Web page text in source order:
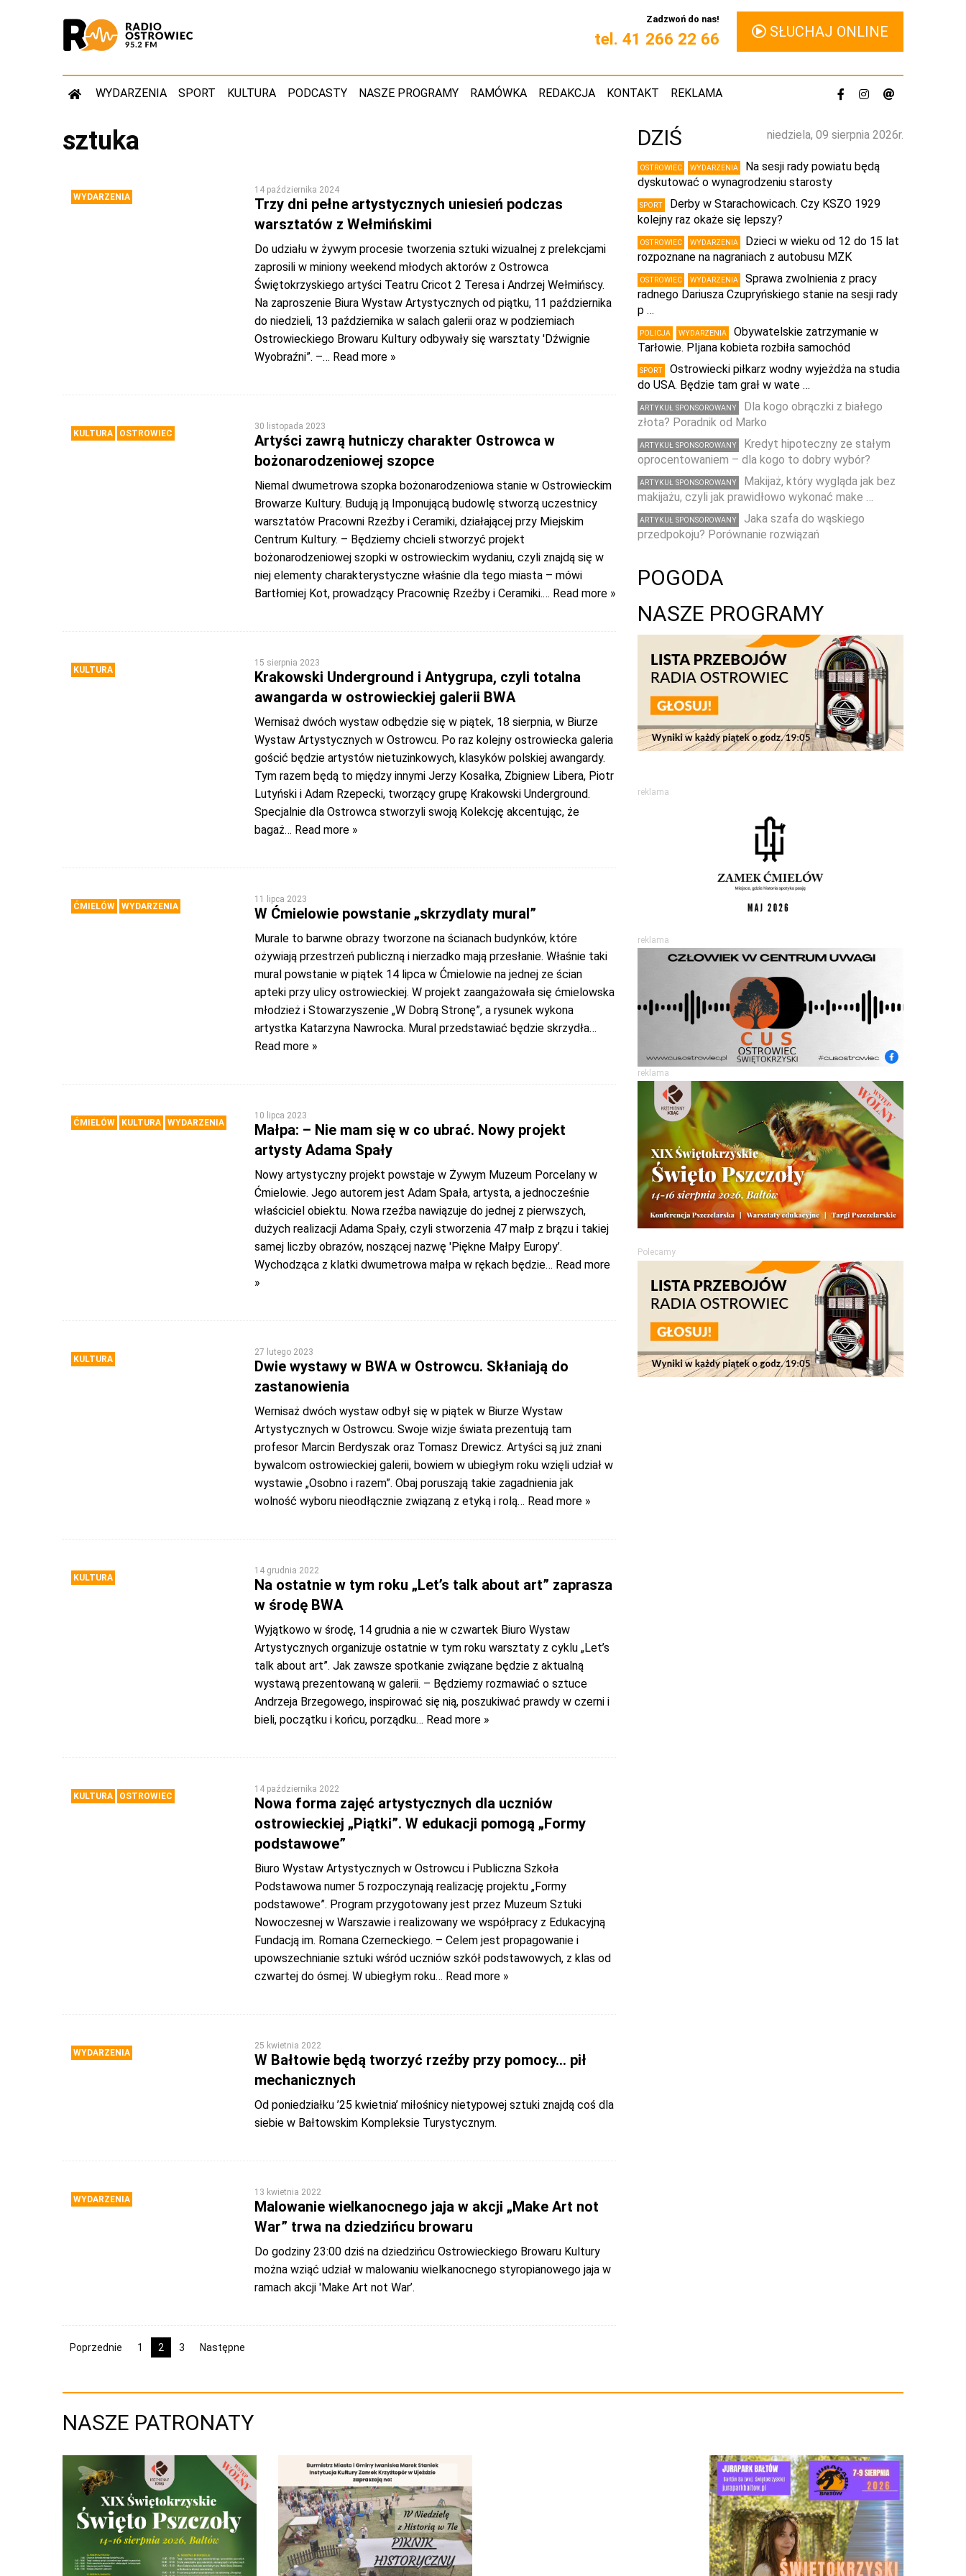
Zadzwoń do nas!
tel. 41 266 22 66 SŁUCHAJ ONLINE
WYDARZENIA SPORT KULTURA PODCASTY NASZE PROGRAMY RAMÓWKA REDAKCJA KONTAKT REKLAMA
sztuka
WYDARZENIA
14 października 2024
Trzy dni pełne artystycznych uniesień podczas
warsztatów z Wełmińskimi
Do udziału w żywym procesie tworzenia sztuki wizualnej z prelekcjami
zaprosili w miniony weekend młodych aktorów z Ostrowca
Świętokrzyskiego artyści Teatru Cricot 2 Teresa i Andrzej Wełmińscy.
Na zaproszenie Biura Wystaw Artystycznych od piątku, 11 października
do niedzieli, 13 października w salach galerii oraz w podziemiach
Ostrowieckiego Browaru Kultury odbywały się warsztaty 'Dźwignie
Wyobraźni”. –… Read more »
KULTURA OSTROWIEC
30 listopada 2023
Artyści zawrą hutniczy charakter Ostrowca w
bożonarodzeniowej szopce
Niemal dwumetrowa szopka bożonarodzeniowa stanie w Ostrowieckim
Browarze Kultury. Budują ją Imponującą budowlę stworzą uczestnicy
warsztatów Pracowni Rzeźby i Ceramiki, działającej przy Miejskim
Centrum Kultury. – Będziemy chcieli stworzyć projekt
bożonarodzeniowej szopki w ostrowieckim wydaniu, czyli znajdą się w
niej elementy charakterystyczne właśnie dla tego miasta – mówi
Bartłomiej Kot, prowadzący Pracownię Rzeźby i Ceramiki.… Read more »
KULTURA
15 sierpnia 2023
Krakowski Underground i Antygrupa, czyli totalna
awangarda w ostrowieckiej galerii BWA
Wernisaż dwóch wystaw odbędzie się w piątek, 18 sierpnia, w Biurze
Wystaw Artystycznych w Ostrowcu. Po raz kolejny ostrowiecka galeria
gościć będzie artystów nietuzinkowych, klasyków polskiej awangardy.
Tym razem będą to między innymi Jerzy Kosałka, Zbigniew Libera, Piotr
Lutyński i Adam Rzepecki, tworzący grupę Krakowski Underground.
Specjalnie dla Ostrowca stworzyli swoją Kolekcję akcentując, że
bagaż… Read more »
ĆMIELÓW WYDARZENIA
11 lipca 2023
W Ćmielowie powstanie „skrzydlaty mural”
Murale to barwne obrazy tworzone na ścianach budynków, które
ożywiają przestrzeń publiczną i nierzadko mają przesłanie. Właśnie taki
mural powstanie w piątek 14 lipca w Ćmielowie na jednej ze ścian
apteki przy ulicy ostrowieckiej. W projekt zaangażowała się ćmielowska
młodzież i Stowarzyszenie „W Dobrą Stronę”, a rysunek wykona
artystka Katarzyna Nawrocka. Mural przedstawiać będzie skrzydła…
Read more »
ĆMIELÓW KULTURA WYDARZENIA
10 lipca 2023
Małpa: – Nie mam się w co ubrać. Nowy projekt
artysty Adama Spały
Nowy artystyczny projekt powstaje w Żywym Muzeum Porcelany w
Ćmielowie. Jego autorem jest Adam Spała, artysta, a jednocześnie
właściciel obiektu. Nowa rzeźba nawiązuje do jednej z pierwszych,
dużych realizacji Adama Spały, czyli stworzenia 47 małp z brązu i takiej
samej liczby obrazów, noszącej nazwę 'Piękne Małpy Europy’.
Wychodząca z klatki dwumetrowa małpa w rękach będzie… Read more
»
KULTURA
27 lutego 2023
Dwie wystawy w BWA w Ostrowcu. Skłaniają do
zastanowienia
Wernisaż dwóch wystaw odbył się w piątek w Biurze Wystaw
Artystycznych w Ostrowcu. Swoje wizje świata prezentują tam
profesor Marcin Berdyszak oraz Tomasz Drewicz. Artyści są już znani
bywalcom ostrowieckiej galerii, bowiem w ubiegłym roku wzięli udział w
wystawie „Osobno i razem”. Obaj poruszają takie zagadnienia jak
wolność wyboru nieodłącznie związaną z etyką i rolą… Read more »
KULTURA
14 grudnia 2022
Na ostatnie w tym roku „Let’s talk about art” zaprasza
w środę BWA
Wyjątkowo w środę, 14 grudnia a nie w czwartek Biuro Wystaw
Artystycznych organizuje ostatnie w tym roku warsztaty z cyklu „Let’s
talk about art”. Jak zawsze spotkanie związane będzie z aktualną
wystawą prezentowaną w galerii. – Będziemy rozmawiać o sztuce
Andrzeja Brzegowego, inspirować się nią, poszukiwać prawdy w czerni i
bieli, początku i końcu, porządku… Read more »
KULTURA OSTROWIEC
14 października 2022
Nowa forma zajęć artystycznych dla uczniów
ostrowieckiej „Piątki”. W edukacji pomogą „Formy
podstawowe”
Biuro Wystaw Artystycznych w Ostrowcu i Publiczna Szkoła
Podstawowa numer 5 rozpoczynają realizację projektu „Formy
podstawowe”. Program przygotowany jest przez Muzeum Sztuki
Nowoczesnej w Warszawie i realizowany we współpracy z Edukacyjną
Fundacją im. Romana Czerneckiego. – Celem jest propagowanie i
upowszechnianie sztuki wśród uczniów szkół podstawowych, z klas od
czwartej do ósmej. W ubiegłym roku… Read more »
WYDARZENIA
25 kwietnia 2022
W Bałtowie będą tworzyć rzeźby przy pomocy… pił
mechanicznych
Od poniedziałku ’25 kwietnia’ miłośnicy nietypowej sztuki znajdą coś dla
siebie w Bałtowskim Kompleksie Turystycznym.
WYDARZENIA
13 kwietnia 2022
Malowanie wielkanocnego jaja w akcji „Make Art not
War” trwa na dziedzińcu browaru
Do godziny 23:00 dziś na dziedzińcu Ostrowieckiego Browaru Kultury
można wziąć udział w malowaniu wielkanocnego styropianowego jaja w
ramach akcji 'Make Art not War’.
Poprzednie 1 2 3 Następne
niedziela, 09 sierpnia 2026r.
DZIŚ
OSTROWIEC WYDARZENIA
Na sesji rady powiatu będą
dyskutować o wynagrodzeniu starosty
SPORT
Derby w Starachowicach. Czy KSZO 1929
kolejny raz okaże się lepszy?
OSTROWIEC WYDARZENIA
Dzieci w wieku od 12 do 15 lat
rozpoznane na nagraniach z autobusu MZK
OSTROWIEC WYDARZENIA
Sprawa zwolnienia z pracy
radnego Dariusza Czupryńskiego stanie na sesji rady
p …
POLICJA WYDARZENIA
Obywatelskie zatrzymanie w
Tarłowie. PIjana kobieta rozbiła samochód
SPORT
Ostrowiecki piłkarz wodny wyjeżdża na studia
do USA. Będzie tam grał w wate …
ARTYKUŁ SPONSOROWANY
Dla kogo obrączki z białego
złota? Poradnik od Marko
ARTYKUŁ SPONSOROWANY
Kredyt hipoteczny ze stałym
oprocentowaniem – dla kogo to dobry wybór?
ARTYKUŁ SPONSOROWANY
Makijaż, który wygląda jak bez
makijażu, czyli jak prawidłowo wykonać make …
ARTYKUŁ SPONSOROWANY
Jaka szafa do wąskiego
przedpokoju? Porównanie rozwiązań
POGODA
NASZE PROGRAMY
reklama
reklama
reklama
Polecamy
NASZE PATRONATY